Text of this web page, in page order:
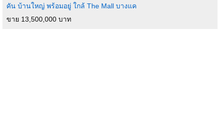
คัน บ้านใหญ่ พร้อมอยู่ ใกล้ The Mall บางแค
ขาย 13,500,000 บาท